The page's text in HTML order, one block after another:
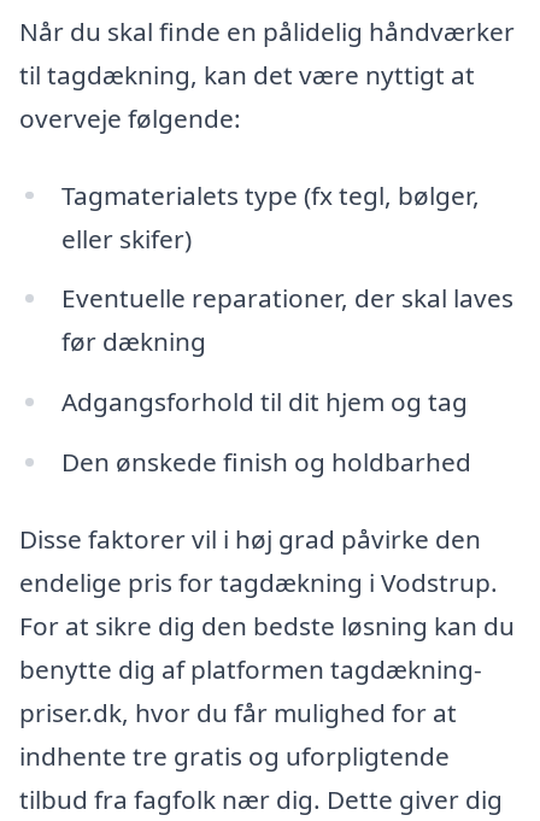
Når du skal finde en pålidelig håndværker
til tagdækning, kan det være nyttigt at
overveje følgende:
Tagmaterialets type (fx tegl, bølger,
eller skifer)
Eventuelle reparationer, der skal laves
før dækning
Adgangsforhold til dit hjem og tag
Den ønskede finish og holdbarhed
Disse faktorer vil i høj grad påvirke den
endelige pris for tagdækning i Vodstrup.
For at sikre dig den bedste løsning kan du
benytte dig af platformen tagdækning-
priser.dk, hvor du får mulighed for at
indhente tre gratis og uforpligtende
tilbud fra fagfolk nær dig. Dette giver dig